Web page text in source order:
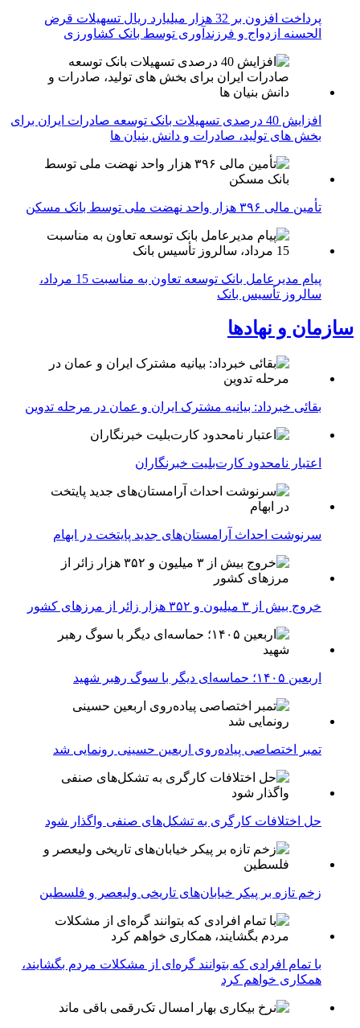
پرداخت افزون بر 32 هزار میلیارد ریال تسهیلات قرض
الحسنه ازدواج و فرزندآوری توسط بانک کشاورزی
افزایش 40 درصدی تسهیلات بانک توسعه صادرات ایران برای
بخش های تولید، صادرات و دانش بنیان ها
تأمین مالی ۳۹۶ هزار واحد نهضت ملی توسط بانک مسکن
پیام مدیرعامل بانک توسعه تعاون به مناسبت 15 مرداد،
سالروز تأسیس بانک
سازمان و نهادها
بقائی خبرداد: بیانیه مشترک ایران و عمان در مرحله تدوین
اعتبار نامحدود کارت‌بلیت خبرنگاران
سرنوشت احداث آرامستان‌های جدید پایتخت در ابهام
خروج بیش از ۳ میلیون و ۳۵۲ هزار زائر از مرزهای کشور
اربعین ۱۴۰۵؛ حماسه‌ای دیگر با سوگ رهبر شهید
تمبر اختصاصی پیاده‌روی اربعین حسینی رونمایی شد
حل اختلافات کارگری به تشکل‌های صنفی واگذار شود
زخم تازه بر پیکر خیابان‌های تاریخی ولیعصر و فلسطین
با تمام افرادی که بتوانند گره‌ای از مشکلات مردم بگشایند،
همکاری خواهم کرد